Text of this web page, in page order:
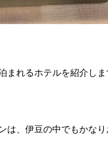
まれるホテルを紹介しま
は、伊豆の中でもかなり